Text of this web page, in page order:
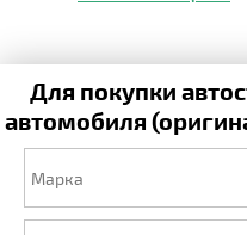
Для покупки
автомобиля